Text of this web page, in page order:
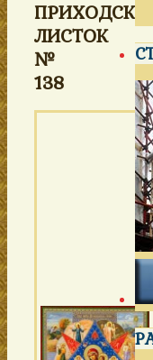
ЛИСТОК
№
138